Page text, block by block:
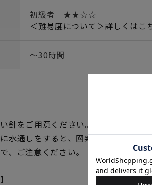
初級者 ★★☆☆
＜難易度について＞詳しくはこ
～30時間
針をご用意ください。
水通しをすると、図案の線が見えに
、ご注意ください。